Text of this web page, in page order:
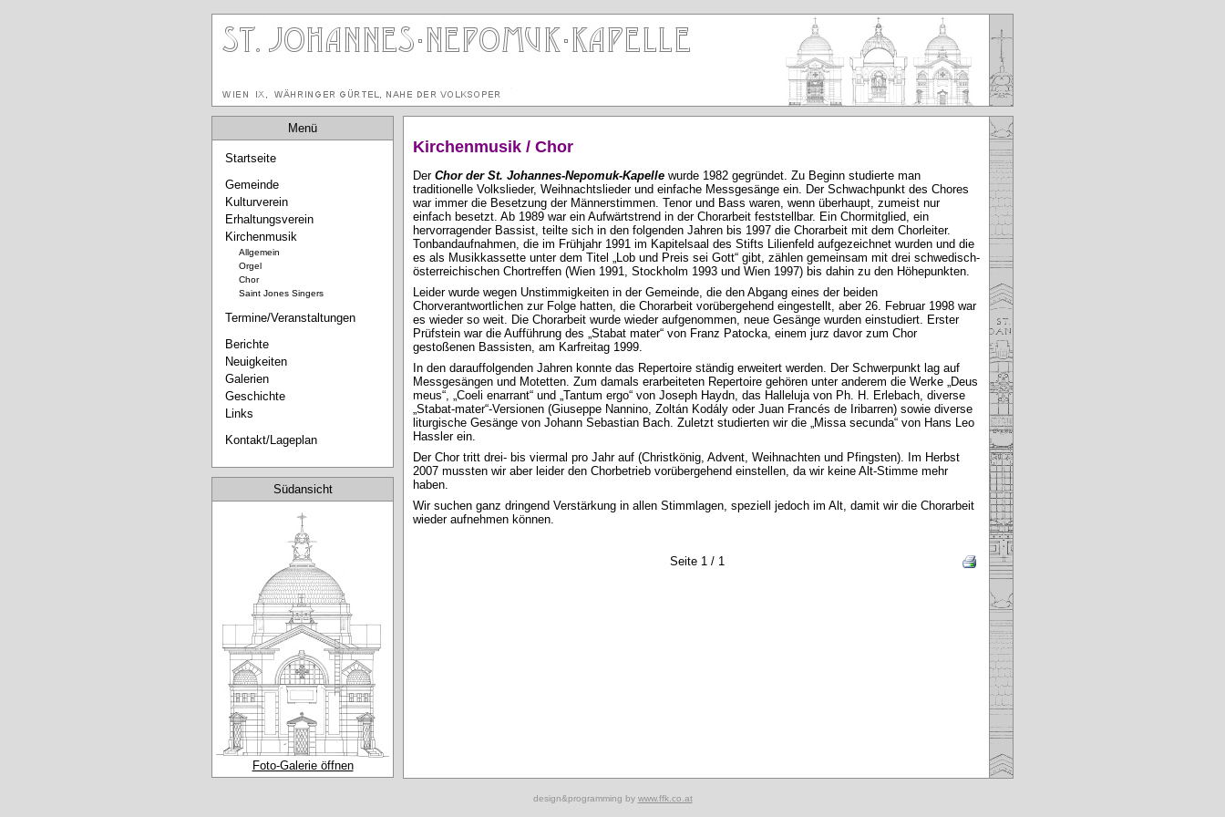
Menü
Startseite
Gemeinde
Kulturverein
Erhaltungsverein
Kirchenmusik
Allgemein
Orgel
Chor
Saint Jones Singers
Termine/Veranstaltungen
Berichte
Neuigkeiten
Galerien
Geschichte
Links
Kontakt/Lageplan
Südansicht
Foto-Galerie öffnen
Kirchenmusik / Chor
Der Chor der St. Johannes-Nepomuk-Kapelle wurde 1982 gegründet. Zu Beginn studierte man
traditionelle Volkslieder, Weihnachtslieder und einfache Messgesänge ein. Der Schwachpunkt des Chores
war immer die Besetzung der Männerstimmen. Tenor und Bass waren, wenn überhaupt, zumeist nur
einfach besetzt. Ab 1989 war ein Aufwärtstrend in der Chorarbeit feststellbar. Ein Chormitglied, ein
hervorragender Bassist, teilte sich in den folgenden Jahren bis 1997 die Chorarbeit mit dem Chorleiter.
Tonbandaufnahmen, die im Frühjahr 1991 im Kapitelsaal des Stifts Lilienfeld aufgezeichnet wurden und die
es als Musikkassette unter dem Titel „Lob und Preis sei Gott“ gibt, zählen gemeinsam mit drei schwedisch-
österreichischen Chortreffen (Wien 1991, Stockholm 1993 und Wien 1997) bis dahin zu den Höhepunkten.
Leider wurde wegen Unstimmigkeiten in der Gemeinde, die den Abgang eines der beiden
Chorverantwortlichen zur Folge hatten, die Chorarbeit vorübergehend eingestellt, aber 26. Februar 1998 war
es wieder so weit. Die Chorarbeit wurde wieder aufgenommen, neue Gesänge wurden einstudiert. Erster
Prüfstein war die Aufführung des „Stabat mater“ von Franz Patocka, einem jurz davor zum Chor
gestoßenen Bassisten, am Karfreitag 1999.
In den darauffolgenden Jahren konnte das Repertoire ständig erweitert werden. Der Schwerpunkt lag auf
Messgesängen und Motetten. Zum damals erarbeiteten Repertoire gehören unter anderem die Werke „Deus
meus“, „Coeli enarrant“ und „Tantum ergo“ von Joseph Haydn, das Halleluja von Ph. H. Erlebach, diverse
„Stabat-mater“-Versionen (Giuseppe Nannino, Zoltán Kodály oder Juan Francés de Iribarren) sowie diverse
liturgische Gesänge von Johann Sebastian Bach. Zuletzt studierten wir die „Missa secunda“ von Hans Leo
Hassler ein.
Der Chor tritt drei- bis viermal pro Jahr auf (Christkönig, Advent, Weihnachten und Pfingsten). Im Herbst
2007 mussten wir aber leider den Chorbetrieb vorübergehend einstellen, da wir keine Alt-Stimme mehr
haben.
Wir suchen ganz dringend Verstärkung in allen Stimmlagen, speziell jedoch im Alt, damit wir die Chorarbeit
wieder aufnehmen können.
Seite 1 / 1
design&programming by www.ffk.co.at